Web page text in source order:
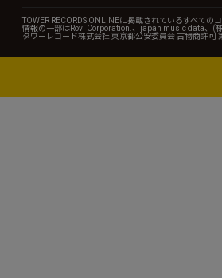
TOWER RECORDS ONLINEに掲載されているすべて
情報の一部はRovi Corporation.、japan music data、(
タワーレコード株式会社 東京都公安委員会 古物商許可